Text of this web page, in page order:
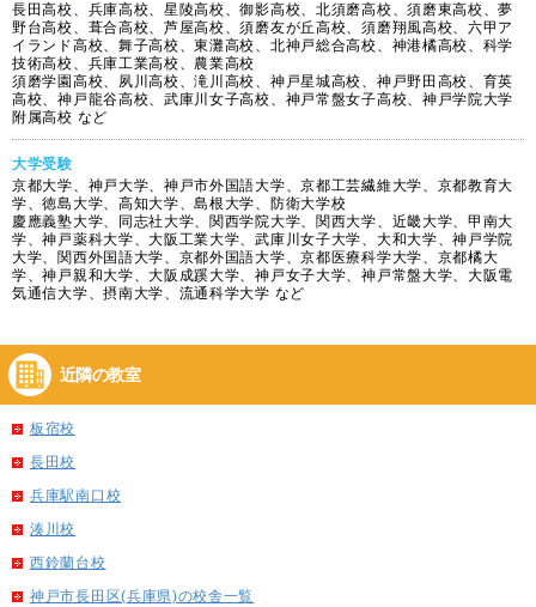
長田高校、兵庫高校、星陵高校、御影高校、北須磨高校、須磨東高校、夢
野台高校、葺合高校、芦屋高校、須磨友が丘高校、須磨翔風高校、六甲ア
イランド高校、舞子高校、東灘高校、北神戸総合高校、神港橘高校、科学
技術高校、兵庫工業高校、農業高校
須磨学園高校、夙川高校、滝川高校、神戸星城高校、神戸野田高校、育英
高校、神戸龍谷高校、武庫川女子高校、神戸常盤女子高校、神戸学院大学
附属高校 など
大学受験
京都大学、神戸大学、神戸市外国語大学、京都工芸繊維大学、京都教育大
学、徳島大学、高知大学、島根大学、防衛大学校
慶應義塾大学、同志社大学、関西学院大学、関西大学、近畿大学、甲南大
学、神戸薬科大学、大阪工業大学、武庫川女子大学、大和大学、神戸学院
大学、関西外国語大学、京都外国語大学、京都医療科学大学、京都橘大
学、神戸親和大学、大阪成蹊大学、神戸女子大学、神戸常盤大学、大阪電
気通信大学、摂南大学、流通科学大学 など
近隣の教室
板宿校
長田校
兵庫駅南口校
湊川校
西鈴蘭台校
神戸市長田区(兵庫県)の校舎一覧